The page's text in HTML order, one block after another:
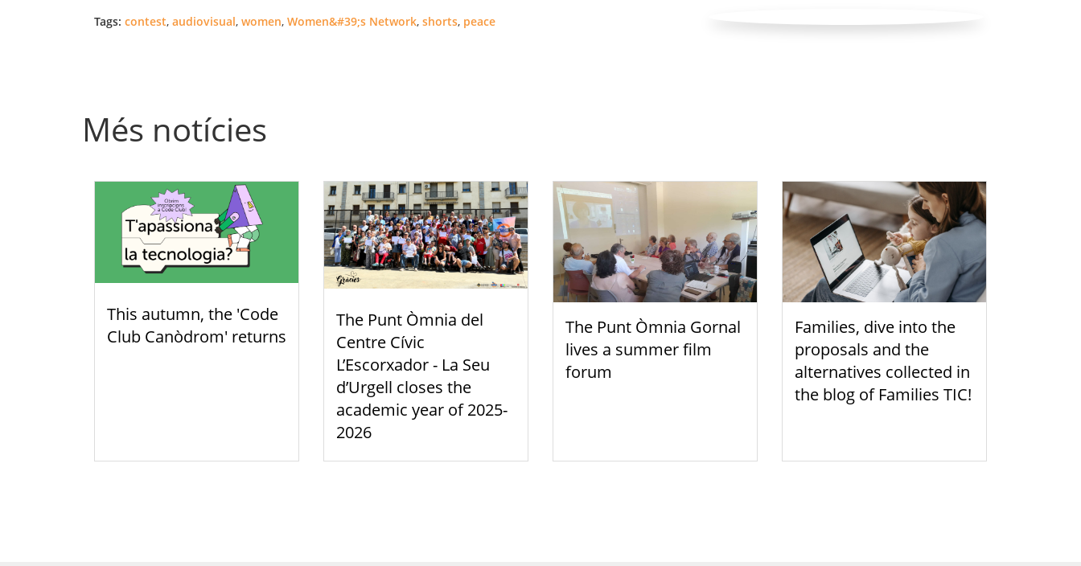
Tags: contest, audiovisual, women, Women&#39;s Network, shorts, peace
Més notícies
This autumn, the 'Code
Club Canòdrom' returns
The Punt Òmnia del
Centre Cívic
L’Escorxador - La Seu
d’Urgell closes the
academic year of 2025-
2026
The Punt Òmnia Gornal
lives a summer film
forum
Families, dive into the
proposals and the
alternatives collected in
the blog of Families TIC!